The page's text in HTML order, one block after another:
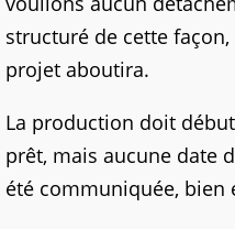
structuré de cette
projet aboutira.
La production doit
prêt, mais aucune date
été communiquée, bien